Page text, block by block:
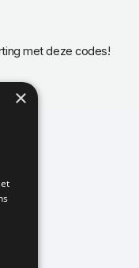
met deze codes!
×